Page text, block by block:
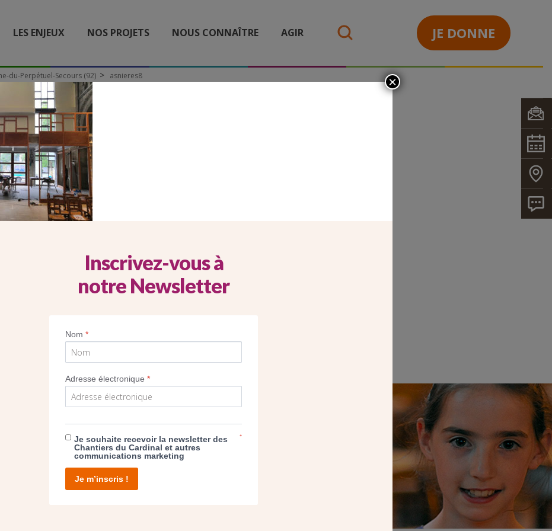
LES ENJEUX NOS PROJETS NOUS CONNAÎTRE AGIR JE DONNE
du-Perpétuel-Secours (92) asnieres8
ASNIERES8
Imprimer
DON
D’AGIR
Inscrivez-vous à
notre Newsletter
Nom*
Adresse électronique*
Je souhaite recevoir la newsletter des
Chantiers du Cardinal et autres
communications marketing
*
Je m’inscris !
×